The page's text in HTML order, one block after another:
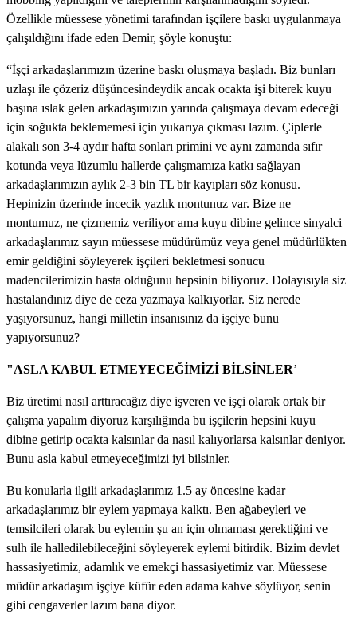
Özellikle müessese yönetimi tarafından işçilere baskı uygulanmaya
çalışıldığını ifade eden Demir, şöyle konuştu:
“İşçi arkadaşlarımızın üzerine baskı oluşmaya başladı. Biz bunları
uzlaşı ile çözeriz düşüncesindeydik ancak ocakta işi biterek kuyu
başına ıslak gelen arkadaşımızın yarında çalışmaya devam edeceği
için soğukta beklememesi için yukarıya çıkması lazım. Çiplerle
alakalı son 3-4 aydır hafta sonları primini ve aynı zamanda sıfır
kotunda veya lüzumlu hallerde çalışmamıza katkı sağlayan
arkadaşlarımızın aylık 2-3 bin TL bir kayıpları söz konusu.
Hepinizin üzerinde incecik yazlık montunuz var. Bize ne
montumuz, ne çizmemiz veriliyor ama kuyu dibine gelince sinyalci
arkadaşlarımız sayın müessese müdürümüz veya genel müdürlükten
emir geldiğini söyleyerek işçileri bekletmesi sonucu
madencilerimizin hasta olduğunu hepsinin biliyoruz. Dolayısıyla siz
hastalandınız diye de ceza yazmaya kalkıyorlar. Siz nerede
yaşıyorsunuz, hangi milletin insanısınız da işçiye bunu
yapıyorsunuz?
"ASLA KABUL ETMEYECEĞİMİZİ BİLSİNLER’
Biz üretimi nasıl arttıracağız diye işveren ve işçi olarak ortak bir
çalışma yapalım diyoruz karşılığında bu işçilerin hepsini kuyu
dibine getirip ocakta kalsınlar da nasıl kalıyorlarsa kalsınlar deniyor.
Bunu asla kabul etmeyeceğimizi iyi bilsinler.
Bu konularla ilgili arkadaşlarımız 1.5 ay öncesine kadar
arkadaşlarımız bir eylem yapmaya kalktı. Ben ağabeyleri ve
temsilcileri olarak bu eylemin şu an için olmaması gerektiğini ve
sulh ile halledilebileceğini söyleyerek eylemi bitirdik. Bizim devlet
hassasiyetimiz, adamlık ve emekçi hassasiyetimiz var. Müessese
müdür arkadaşım işçiye küfür eden adama kahve söylüyor, senin
gibi cengaverler lazım bana diyor.